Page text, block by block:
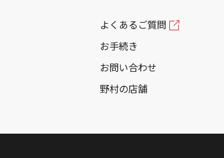
よくあるご質問
お手続き
お問い合わせ
野村の店舗